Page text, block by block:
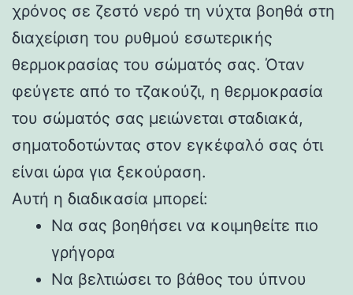
χρόνος σε ζεστό νερό τη νύχτα βοηθά στη
διαχείριση του ρυθμού εσωτερικής
θερμοκρασίας του σώματός σας. Όταν
φεύγετε από το τζακούζι, η θερμοκρασία
του σώματός σας μειώνεται σταδιακά,
σηματοδοτώντας στον εγκέφαλό σας ότι
είναι ώρα για ξεκούραση.
Αυτή η διαδικασία μπορεί:
Να σας βοηθήσει να κοιμηθείτε πιο
γρήγορα
Να βελτιώσει το βάθος του ύπνου